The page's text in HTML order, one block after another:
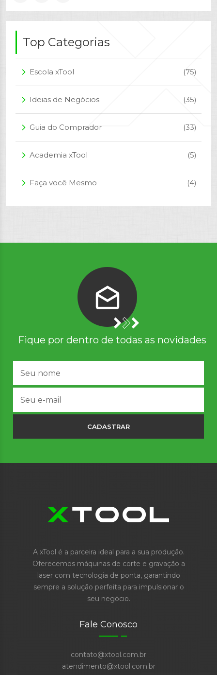
Top Categorias
arrow_forward_ios Escola xTool (75)
arrow_forward_ios Ideias de Negócios (35)
arrow_forward_ios Guia do Comprador (33)
arrow_forward_ios Academia xTool (5)
arrow_forward_ios Faça você Mesmo (4)
Fique por dentro de todas as novidades
CADASTRAR
A xTool é a parceira ideal para a sua produção.
Oferecemos máquinas de corte e gravação a
laser com tecnologia de ponta, garantindo
sempre a solução perfeita para impulsionar o
seu negócio.
Fale Conosco
contato@xtool.com.br
atendimento@xtool.com.br